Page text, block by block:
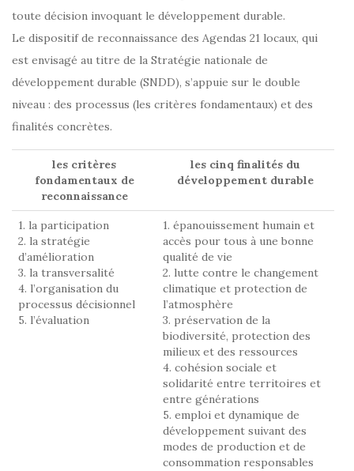
toute décision invoquant le développement durable.
Le dispositif de reconnaissance des Agendas 21 locaux, qui
est envisagé au titre de la Stratégie nationale de
développement durable (SNDD), s’appuie sur le double
niveau : des processus (les critères fondamentaux) et des
finalités concrètes.
les critères
fondamentaux de
reconnaissance
les cinq finalités du
développement durable
1. la participation
2. la stratégie
d’amélioration
3. la transversalité
4. l’organisation du
processus décisionnel
5. l’évaluation
1. épanouissement humain et
accès pour tous à une bonne
qualité de vie
2. lutte contre le changement
climatique et protection de
l’atmosphère
3. préservation de la
biodiversité, protection des
milieux et des ressources
4. cohésion sociale et
solidarité entre territoires et
entre générations
5. emploi et dynamique de
développement suivant des
modes de production et de
consommation responsables